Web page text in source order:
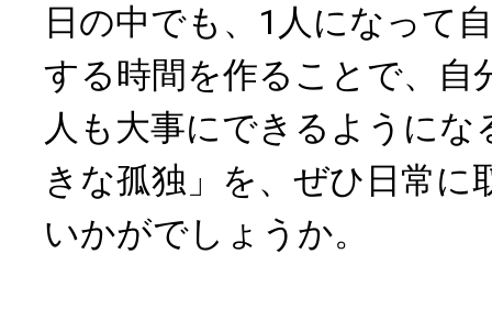
日の中でも、1人になって
する時間を作ることで、自
人も大事にできるように
きな孤独」を、ぜひ日常に
いかがでしょうか。